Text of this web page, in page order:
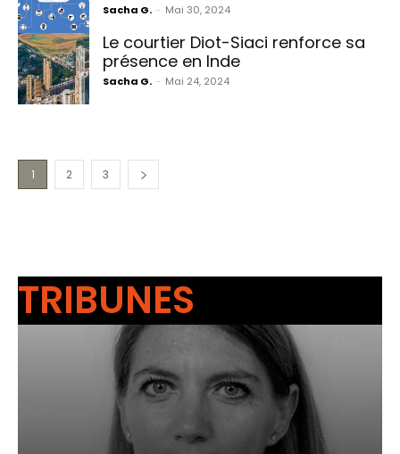
Sacha G. - Mai 30, 2024
Le courtier Diot-Siaci renforce sa
présence en Inde
Sacha G. - Mai 24, 2024
1 2 3
TRIBUNES